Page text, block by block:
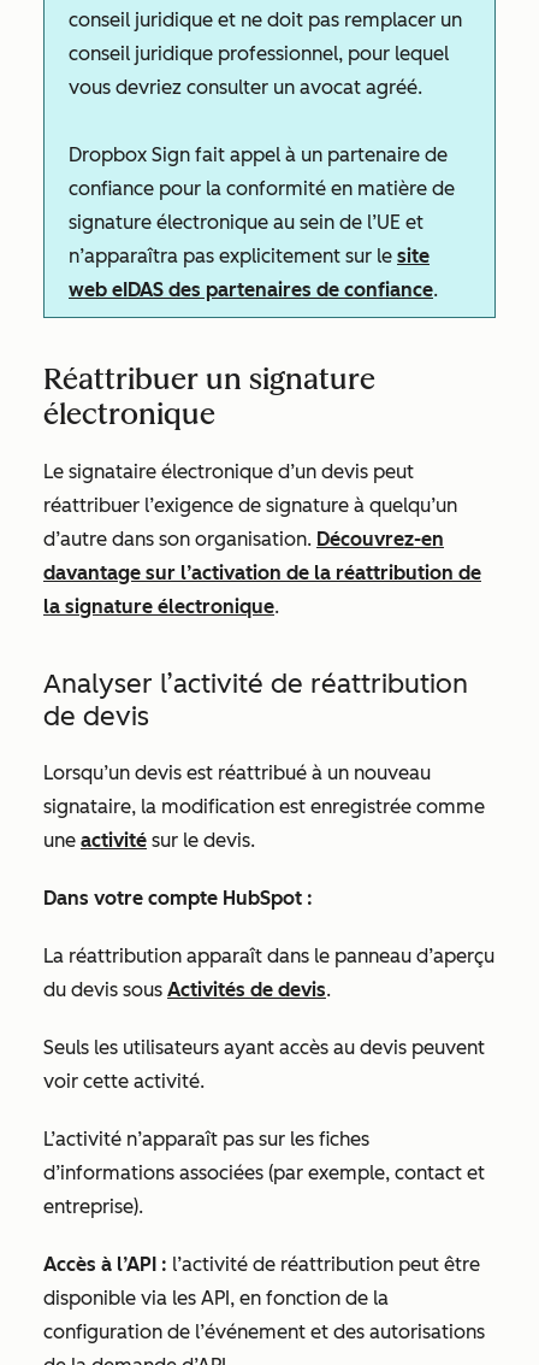
conseil juridique et ne doit pas remplacer un
conseil juridique professionnel, pour lequel
vous devriez consulter un avocat agréé.
Dropbox Sign fait appel à un partenaire de
confiance pour la conformité en matière de
signature électronique au sein de l’UE et
n’apparaîtra pas explicitement sur le site
web eIDAS des partenaires de confiance.
Réattribuer un signature
électronique
Le signataire électronique d’un devis peut
réattribuer l’exigence de signature à quelqu’un
d’autre dans son organisation. Découvrez-en
davantage sur l’activation de la réattribution de
la signature électronique.
Analyser l’activité de réattribution
de devis
Lorsqu’un devis est réattribué à un nouveau
signataire, la modification est enregistrée comme
une activité sur le devis.
Dans votre compte HubSpot :
La réattribution apparaît dans le panneau d’aperçu
du devis sous Activités de devis.
Seuls les utilisateurs ayant accès au devis peuvent
voir cette activité.
L’activité n’apparaît pas sur les fiches
d’informations associées (par exemple, contact et
entreprise).
Accès à l’API : l’activité de réattribution peut être
disponible via les API, en fonction de la
configuration de l’événement et des autorisations